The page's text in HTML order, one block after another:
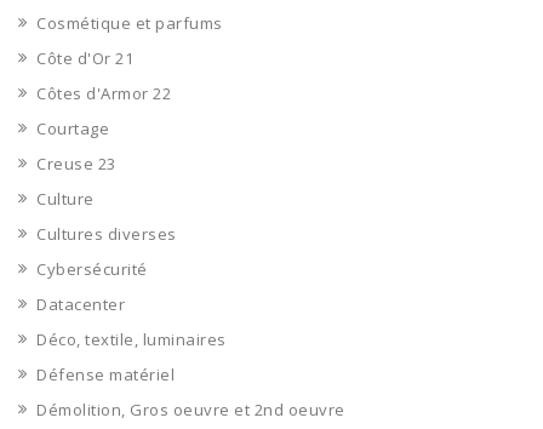
Cosmétique et parfums
Côte d'Or 21
Côtes d'Armor 22
Courtage
Creuse 23
Culture
Cultures diverses
Cybersécurité
Datacenter
Déco, textile, luminaires
Défense matériel
Démolition, Gros oeuvre et 2nd oeuvre